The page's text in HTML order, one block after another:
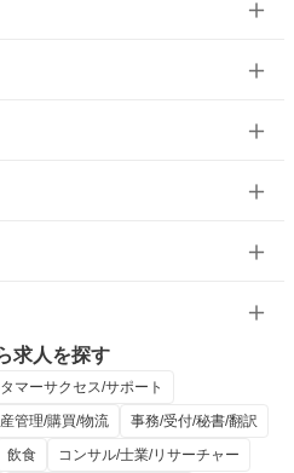
求人を探す
マーサクセス/サポート
管理/購買/物流
事務/受付/秘書/翻訳
飲食
コンサル/士業/リサーチャー